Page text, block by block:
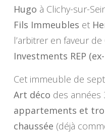
Hugo à Clichy-sur-
Fils Immeubles et
l’arbitrer en faveur de
Investments REP
Cet immeuble de sept
Art déco des années
appartements et
chaussée (déjà